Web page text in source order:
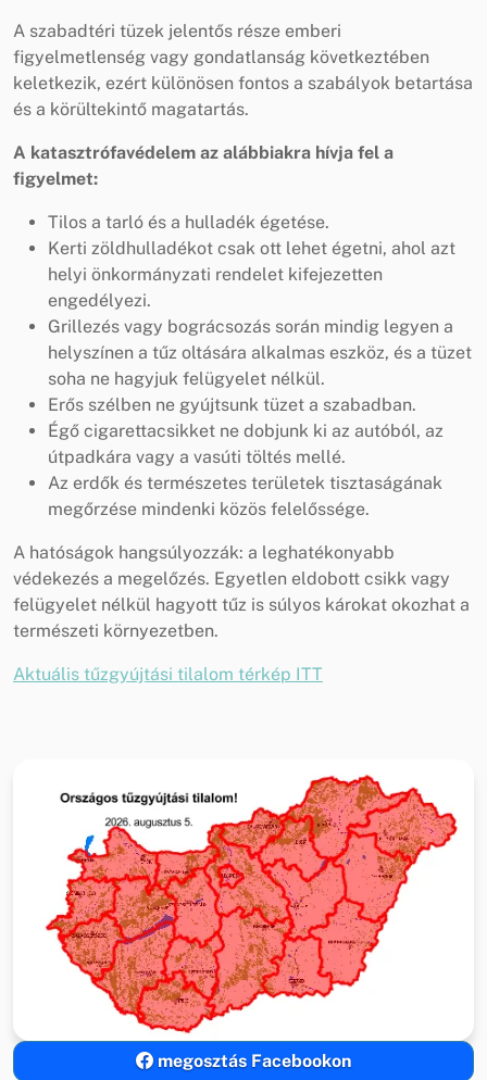
A szabadtéri tüzek jelentős része emberi
figyelmetlenség vagy gondatlanság következtében
keletkezik, ezért különösen fontos a szabályok betartása
és a körültekintő magatartás.
A katasztrófavédelem az alábbiakra hívja fel a
figyelmet:
Tilos a tarló és a hulladék égetése.
Kerti zöldhulladékot csak ott lehet égetni, ahol azt
helyi önkormányzati rendelet kifejezetten
engedélyezi.
Grillezés vagy bográcsozás során mindig legyen a
helyszínen a tűz oltására alkalmas eszköz, és a tüzet
soha ne hagyjuk felügyelet nélkül.
Erős szélben ne gyújtsunk tüzet a szabadban.
Égő cigarettacsikket ne dobjunk ki az autóból, az
útpadkára vagy a vasúti töltés mellé.
Az erdők és természetes területek tisztaságának
megőrzése mindenki közös felelőssége.
A hatóságok hangsúlyozzák: a leghatékonyabb
védekezés a megelőzés. Egyetlen eldobott csikk vagy
felügyelet nélkül hagyott tűz is súlyos károkat okozhat a
természeti környezetben.
Aktuális tűzgyújtási tilalom térkép ITT
megosztás Facebookon